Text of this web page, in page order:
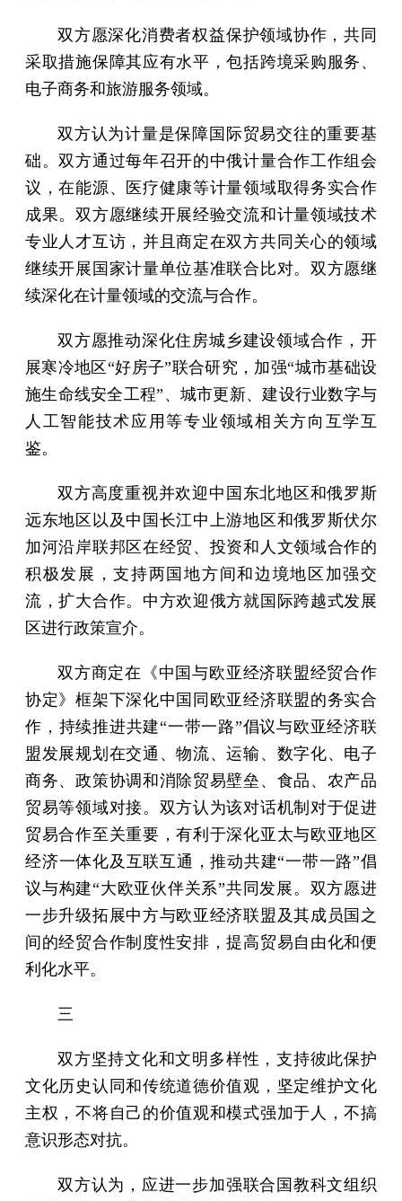
双方愿深化消费者权益保护领域协作，共同
采取措施保障其应有水平，包括跨境采购服务、
电子商务和旅游服务领域。
双方认为计量是保障国际贸易交往的重要基
础。双方通过每年召开的中俄计量合作工作组会
议，在能源、医疗健康等计量领域取得务实合作
成果。双方愿继续开展经验交流和计量领域技术
专业人才互访，并且商定在双方共同关心的领域
继续开展国家计量单位基准联合比对。双方愿继
续深化在计量领域的交流与合作。
双方愿推动深化住房城乡建设领域合作，开
展寒冷地区“好房子”联合研究，加强“城市基础设
施生命线安全工程”、城市更新、建设行业数字与
人工智能技术应用等专业领域相关方向互学互
鉴。
双方高度重视并欢迎中国东北地区和俄罗斯
远东地区以及中国长江中上游地区和俄罗斯伏尔
加河沿岸联邦区在经贸、投资和人文领域合作的
积极发展，支持两国地方间和边境地区加强交
流，扩大合作。中方欢迎俄方就国际跨越式发展
区进行政策宣介。
双方商定在《中国与欧亚经济联盟经贸合作
协定》框架下深化中国同欧亚经济联盟的务实合
作，持续推进共建“一带一路”倡议与欧亚经济联
盟发展规划在交通、物流、运输、数字化、电子
商务、政策协调和消除贸易壁垒、食品、农产品
贸易等领域对接。双方认为该对话机制对于促进
贸易合作至关重要，有利于深化亚太与欧亚地区
经济一体化及互联互通，推动共建“一带一路”倡
议与构建“大欧亚伙伴关系”共同发展。双方愿进
一步升级拓展中方与欧亚经济联盟及其成员国之
间的经贸合作制度性安排，提高贸易自由化和便
利化水平。
三
双方坚持文化和文明多样性，支持彼此保护
文化历史认同和传统道德价值观，坚定维护文化
主权，不将自己的价值观和模式强加于人，不搞
意识形态对抗。
双方认为，应进一步加强联合国教科文组织